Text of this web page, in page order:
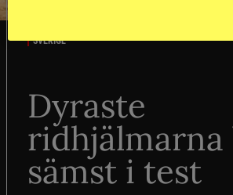
SVERIGE
Dyraste
ridhjälmarna
sämst i test